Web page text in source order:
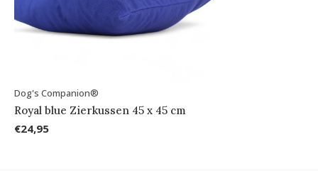
Dog's Companion®
Royal blue Zierkussen 45 x 45 cm
€24,95